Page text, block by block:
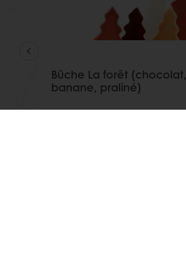
Bûche La forêt (chocolat,
banane, praliné)